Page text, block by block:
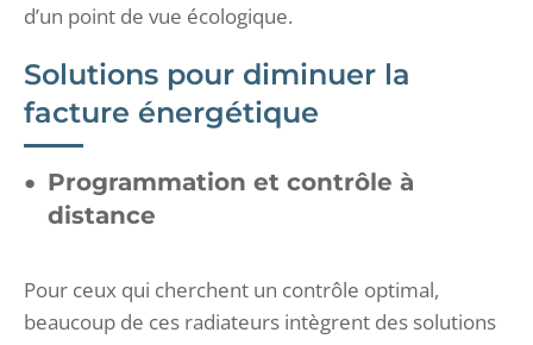
d’un point de vue écologique.
Solutions pour diminuer la
facture énergétique
Programmation et contrôle à
distance
Pour ceux qui cherchent un contrôle optimal,
beaucoup de ces radiateurs intègrent des solutions